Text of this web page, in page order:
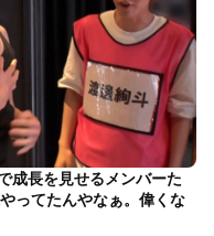
長を見せるメンバーた
ってたんやなぁ。偉くな